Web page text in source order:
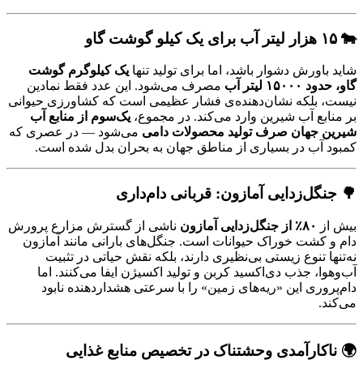
🐄 ۱۵ هزار لیتر آب برای یک کیلو گوشت گاو
شاید باورش دشوار باشد، اما برای تولید تنها یک کیلوگرم گوشت
گاو، حدود ۱۵۰۰۰ لیتر آب
مصرف می‌شود. این عدد فقط نمادین
نیست، بلکه نشان‌دهنده‌ی فشار عظیمی است که کشاورزی حیوانی
بر منابع آب شیرین وارد می‌کند. در مجموع، یک‌سوم از منابع آب
شیرین جهان صرف تولید محصولات دامی می‌شود — در عصری که
کمبود آب در بسیاری از مناطق جهان به بحران بدل شده است.
🌳 جنگل‌زدایی آمازون: قربانی دام‌داری
بیش از ۸۰٪ از جنگل‌زدایی آمازون
ناشی از گسترش مزارع پرورش
دام و کشت خوراک حیوانات است. جنگل‌های بارانی مانند آمازون
نه‌تنها تنوع زیستی بی‌نظیری دارند، بلکه نقش حیاتی در تثبیت
آب‌وهوا، جذب دی‌اکسید کربن و تولید اکسیژن ایفا می‌کنند. اما
دام‌پروری این «ریه‌های زمین» را با سرعتی هشداردهنده نابود
می‌کند.
🌍 ناکارآمدی وحشتناک در تخصیص منابع غذایی